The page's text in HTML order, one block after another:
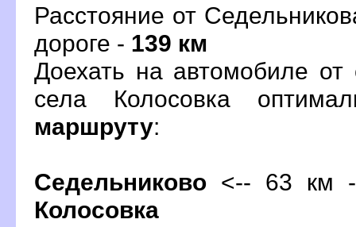
Расстояние от
дороге - 139 км
Доехать на автомобиле
села Колосовка
маршруту:
Седельниково <-- 63 км
Колосовка